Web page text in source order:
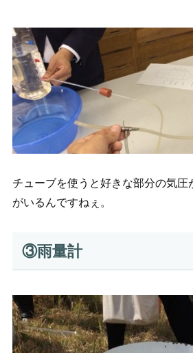
チューブを使うと好きな部分の気圧
がいるんですねぇ。
③雨量計